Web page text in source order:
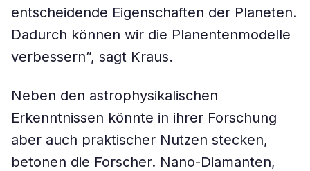
entscheidende Eigenschaften der Planeten.
Dadurch können wir die Planentenmodelle
verbessern”, sagt Kraus.
Neben den astrophysikalischen
Erkenntnissen könnte in ihrer Forschung
aber auch praktischer Nutzen stecken,
betonen die Forscher. Nano-Diamanten,